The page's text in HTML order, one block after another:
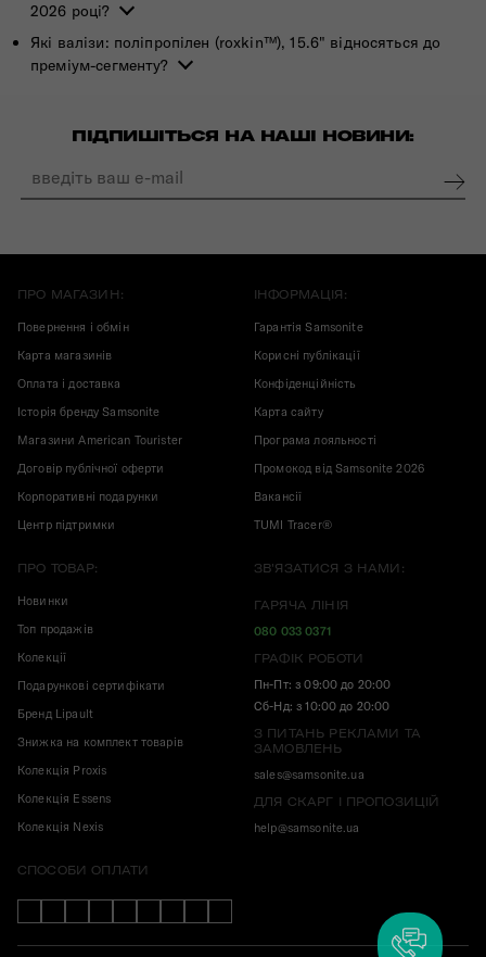
2026 році?
Які валізи: поліпропілен (roxkin™), 15.6" відносяться до
преміум-сегменту?
ПІДПИШІТЬСЯ НА НАШІ НОВИНИ:
ПРО МАГАЗИН:
Повернення і обмін
Карта магазинів
Оплата і доставка
Історія бренду Samsonite
Магазини American Tourister
Договір публічної оферти
Корпоративні подарунки
Центр підтримки
ІНФОРМАЦІЯ:
Гарантія Samsonite
Корисні публікації
Конфіденційність
Карта сайту
Програма лояльності
Промокод від Samsonite 2026
Вакансії
TUMI Tracer®
ПРО ТОВАР:
Новинки
Топ продажів
Колекції
Подарункові сертифікати
Бренд Lipault
Знижка на комплект товарів
Колекція Proxis
Колекція Essens
Колекція Nexis
ЗВ'ЯЗАТИСЯ З НАМИ:
ГАРЯЧА ЛІНІЯ
080 033 0371
ГРАФІК РОБОТИ
Пн-Пт: з 09:00 до 20:00
Сб-Нд: з 10:00 до 20:00
З ПИТАНЬ РЕКЛАМИ ТА
ЗАМОВЛЕНЬ
sales@samsonite.ua
ДЛЯ СКАРГ І ПРОПОЗИЦІЙ
help@samsonite.ua
СПОСОБИ ОПЛАТИ